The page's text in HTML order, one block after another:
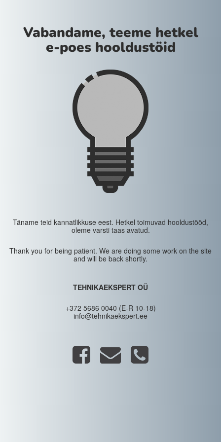
Vabandame, teeme hetkel
e-poes hooldustöid
Täname teid kannatlikkuse eest. Hetkel toimuvad hooldustööd,
oleme varsti taas avatud.
Thank you for being patient. We are doing some work on the site
and will be back shortly.
TEHNIKAEKSPERT OÜ
+372 5686 0040 (E-R 10-18)
info@tehnikaekspert.ee